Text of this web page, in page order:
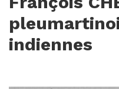
indiennes